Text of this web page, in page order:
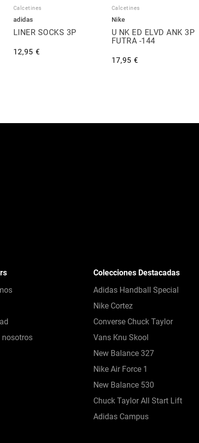
Calcetines
adidas
LINER SOCKS 3P
12,95 €
Calcetines
Nike
U NK ED ELVD ANK 3P
FUTRA -144
17,95 €
nosotros
Colecciones Destacadas
Adidas Handball Special
Nike Cortez
Converse Chuck Taylor
Vans Knu Skool
New Balance 327
Nike Air Force 1
New Balance 530
Chuck Taylor All Start Lift
Adidas Campus